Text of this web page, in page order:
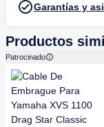
Garantías y
Productos
Patrocinado